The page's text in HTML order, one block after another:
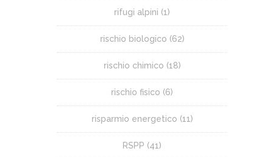
rifugi alpini (1)
rischio biologico (62)
rischio chimico (18)
rischio fisico (6)
risparmio energetico (11)
RSPP (41)